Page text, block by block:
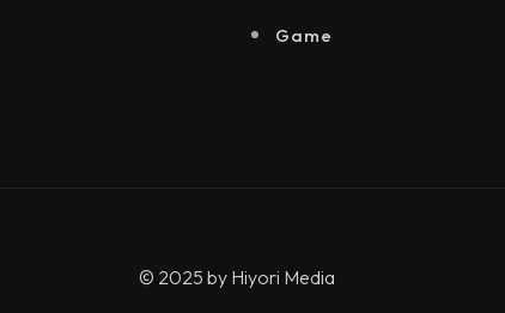
Game
© 2025 by Hiyori Media